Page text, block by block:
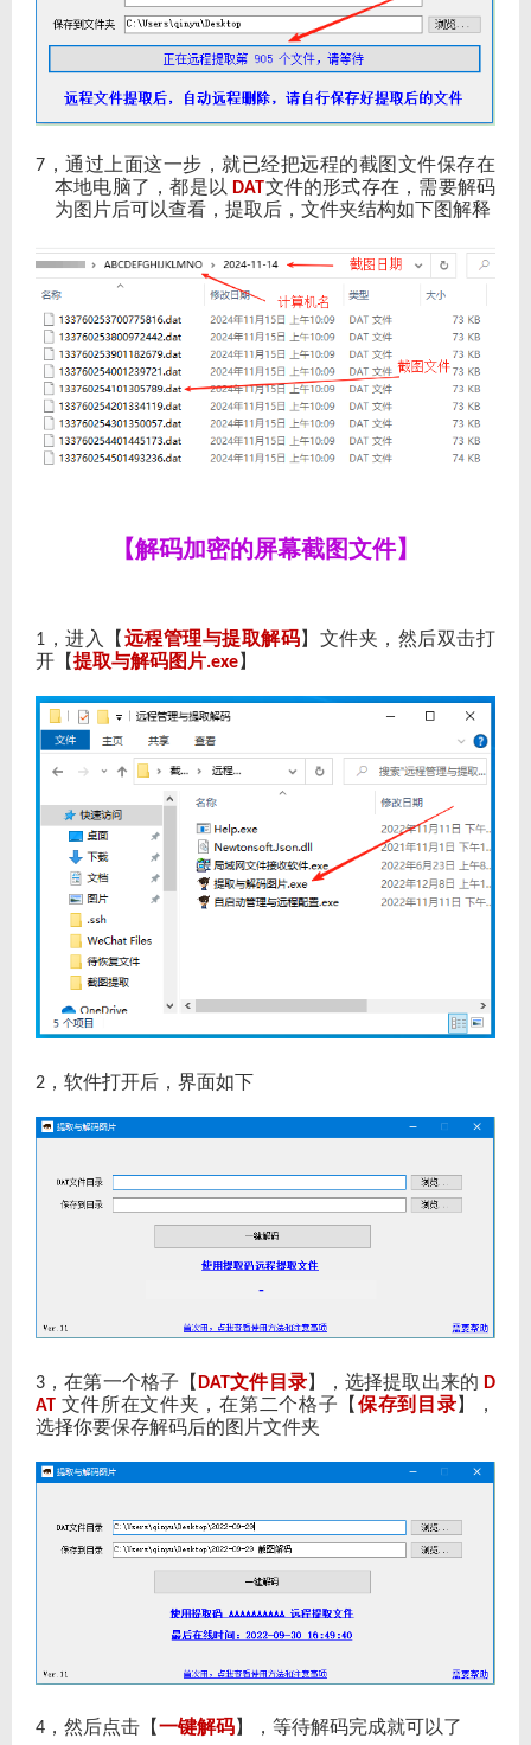
7 ，通过上面这一步，就已经把远程的截图文件保存在
本地电脑了，都是以DAT文件的形式存在，需要解码
为图片后可以查看，提取后，文件夹结构如下图解释
【解码加密的屏幕截图文件】
1 ，进入【 远程管理与提取解码】文件夹，然后双击打
开【提取与解码图片.exe】
2 ，软件打开后，界面如下
3 ，在第一个格子【DAT文件目录】，选择提取出来的 D
AT 文件所在文件夹，在第二个格子【 保存到目录】，
选择你要保存解码后的图片文件夹
4 ，然后点击【一键解码】，等待解码完成就可以了